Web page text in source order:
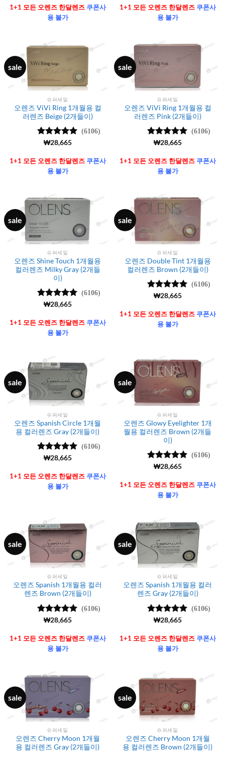
가됨
1+1 모든 오렌즈 한달렌즈쿠폰사
용 불가
가됨
1+1 모든 오렌즈 한달렌즈쿠폰사
용 불가
sale
슈퍼세일
오렌즈 ViVi Ring 1개월용 컬
러렌즈 Beige (2개들이)
5 중에서
가됨
(6106)
₩28,665
1+1 모든 오렌즈 한달렌즈쿠폰사
용 불가
sale
슈퍼세일
오렌즈 ViVi Ring 1개월용 컬
러렌즈 Pink (2개들이)
5 중에서
가됨
(6106)
₩28,665
1+1 모든 오렌즈 한달렌즈쿠폰사
용 불가
sale
슈퍼세일
오렌즈 Shine Touch 1개월용
컬러렌즈 Milky Gray (2개들
이)
5 중에서
가됨
(6106)
₩28,665
1+1 모든 오렌즈 한달렌즈쿠폰사
용 불가
sale
슈퍼세일
오렌즈 Double Tint 1개월용
컬러렌즈 Brown (2개들이)
5 중에서
가됨
(6106)
₩28,665
1+1 모든 오렌즈 한달렌즈쿠폰사
용 불가
sale
슈퍼세일
오렌즈 Spanish Circle 1개월
용 컬러렌즈 Gray (2개들이)
5 중에서
가됨
(6106)
₩28,665
1+1 모든 오렌즈 한달렌즈쿠폰사
용 불가
sale
슈퍼세일
오렌즈 Glowy Eyelighter 1개
월용 컬러렌즈 Brown (2개들
이)
5 중에서
가됨
(6106)
₩28,665
1+1 모든 오렌즈 한달렌즈쿠폰사
용 불가
sale
슈퍼세일
오렌즈 Spanish 1개월용 컬러
렌즈 Brown (2개들이)
5 중에서
가됨
(6106)
₩28,665
1+1 모든 오렌즈 한달렌즈쿠폰사
용 불가
sale
슈퍼세일
오렌즈 Spanish 1개월용 컬러
렌즈 Gray (2개들이)
5 중에서
가됨
(6106)
₩28,665
1+1 모든 오렌즈 한달렌즈쿠폰사
용 불가
sale
슈퍼세일
오렌즈 Cherry Moon 1개월
용 컬러렌즈 Gray (2개들이)
sale
슈퍼세일
오렌즈 Cherry Moon 1개월
용 컬러렌즈 Brown (2개들이)